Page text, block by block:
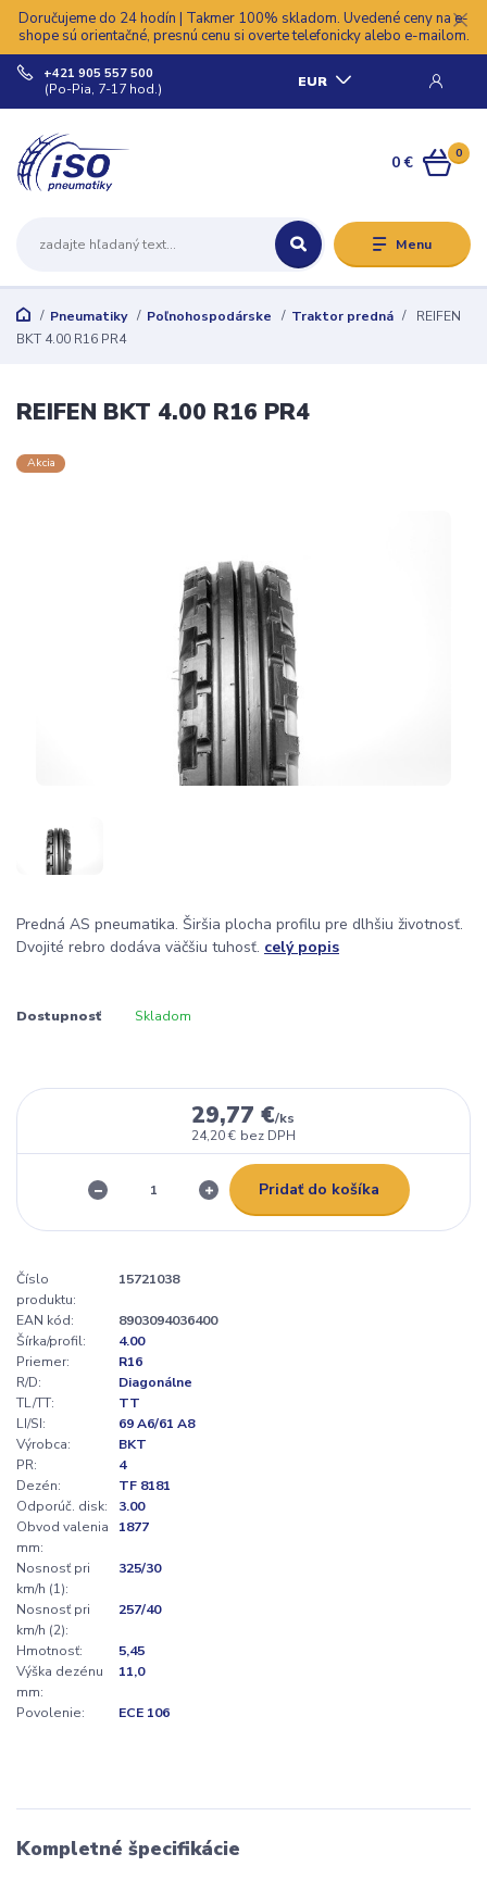
Doručujeme do 24 hodín | Takmer 100% skladom. Uvedené ceny na e-
shope sú orientačné, presnú cenu si overte telefonicky alebo e-mailom.
Menu
EUR
+421 905 557 500
(Po-Pia, 7-17 hod.)
0
0 €
Pneumatiky Poľnohospodárske Traktor predná
REIFEN
BKT 4.00 R16 PR4
REIFEN BKT 4.00 R16 PR4
Akcia
Predná AS pneumatika. Širšia plocha profilu pre dlhšiu životnosť.
Dvojité rebro dodáva väčšiu tuhosť. celý popis
Dostupnosť Skladom
29,77 €/ks
24,20 € bez DPH
Pridať do košíka
Číslo
produktu:
15721038
EAN kód:
8903094036400
Šírka/profil:
4.00
Priemer:
R16
R/D:
Diagonálne
TL/TT:
TT
LI/SI:
69 A6/61 A8
Výrobca:
BKT
PR:
4
Dezén:
TF 8181
Odporúč. disk:
3.00
Obvod valenia
mm:
1877
Nosnosť pri
km/h (1):
325/30
Nosnosť pri
km/h (2):
257/40
Hmotnosť:
5,45
Výška dezénu
mm:
11,0
Povolenie: ECE 106
Kompletné špecifikácie